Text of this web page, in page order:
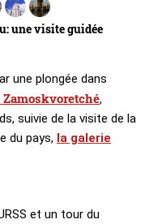
une visite guidée
une plongée dans
,
suivie de la visite de la
du pays, la galerie
et un tour du